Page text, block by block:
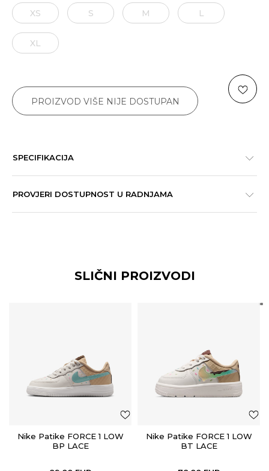
XS S M L
XL
PROIZVOD VIŠE NIJE DOSTUPAN
SPECIFIKACIJA
PROVJERI DOSTUPNOST U RADNJAMA
SLIČNI PROIZVODI
Nike Patike FORCE 1 LOW
BP LACE
Nike Patike FORCE 1 LOW
BT LACE